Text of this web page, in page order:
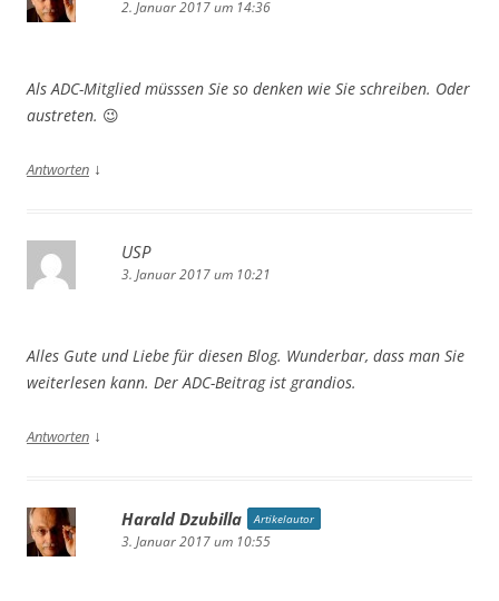
2. Januar 2017 um 14:36
Als ADC-Mitglied müsssen Sie so denken wie Sie schreiben. Oder
austreten. 😉
Antworten ↓
USP
3. Januar 2017 um 10:21
Alles Gute und Liebe für diesen Blog. Wunderbar, dass man Sie
weiterlesen kann. Der ADC-Beitrag ist grandios.
Antworten ↓
Harald Dzubilla Artikelautor
3. Januar 2017 um 10:55